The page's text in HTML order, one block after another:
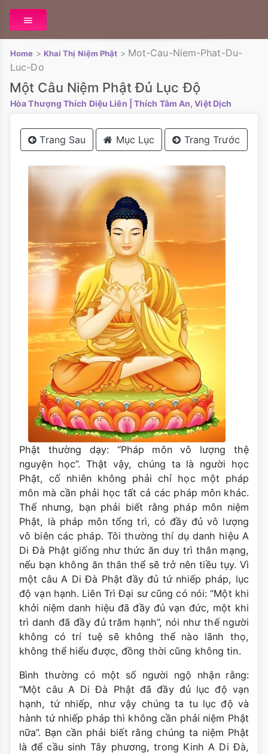
Home > Khai Thị Niệm Phật > Mot-Cau-Niem-Phat-Du-
Luc-Do
Một Câu Niệm Phật Đủ Lục Độ
Hòa Thượng Thích Diệu Liên | Thích Tâm An, Việt Dịch
Trang Sau Mục Lục Trang Trước
Phật thường dạy: “Pháp môn vô lượng thệ
nguyện học”. Thật vậy, chúng ta là người học
Phật, cố nhiên không phải chỉ học một pháp
môn mà cần phải học tất cả các pháp môn khác.
Thế nhưng, bạn phải biết rằng pháp môn niệm
Phật, là pháp môn tổng trì, có đầy đủ vô lượng
vô biên các pháp. Tôi thường thí dụ danh hiệu A
Di Đà Phật giống như thức ăn duy trì thân mạng,
nếu bạn không ăn thân thể sẽ trở nên tiều tụy. Vì
một câu A Di Đà Phật đầy đủ tứ nhiếp pháp, lục
độ vạn hạnh. Liên Trì Đại sư cũng có nói: “Một khi
khởi niệm danh hiệu đã đầy đủ vạn đức, một khi
trì danh đã đầy đủ trăm hạnh”, nói như thế người
không có trí tuệ sẽ không thể nào lãnh thọ,
không thể hiểu được, đồng thời cũng không tin.
Bình thường có một số người ngộ nhận rằng:
“Một câu A Di Đà Phật đã đầy đủ lục độ vạn
hạnh, tứ nhiếp, như vậy chúng ta tu lục độ và
hành tứ nhiếp pháp thì không cần phải niệm Phật
nữa”. Bạn cần phải biết rằng chúng ta niệm Phật
là để cầu sinh Tây phương, trong Kinh A Di Đà,